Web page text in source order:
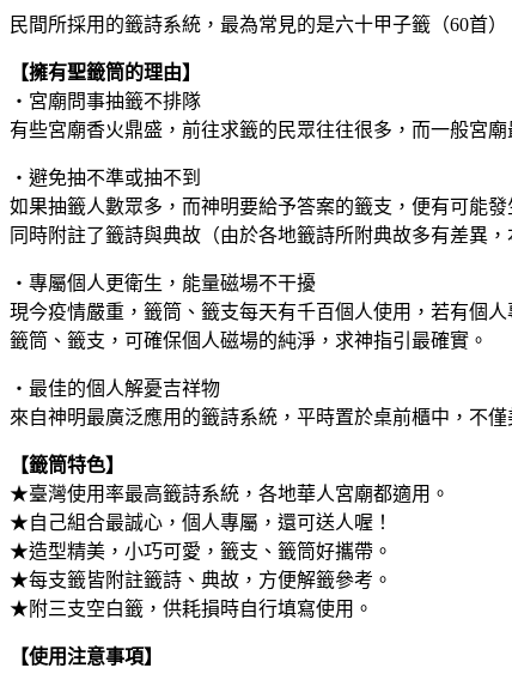
民間所採用的籤詩系統，最為常見的是六十甲子籤（60首
【擁有聖籤筒的理由】
‧宮廟問事抽籤不排隊
有些宮廟香火鼎盛，前往求籤的民眾往往很多，而一般宮
‧避免抽不準或抽不到
如果抽籤人數眾多，而神明要給予答案的籤支，便有可能
同時附註了籤詩與典故（由於各地籤詩所附典故多有差異
‧專屬個人更衛生，能量磁場不干擾
現今疫情嚴重，籤筒、籤支每天有千百個人使用，若有個
籤筒、籤支，可確保個人磁場的純淨，求神指引最確實。
‧最佳的個人解憂吉祥物
來自神明最廣泛應用的籤詩系統，平時置於桌前櫃中，不
【籤筒特色】
★臺灣使用率最高籤詩系統，各地華人宮廟都適用。
★自己組合最誠心，個人專屬，還可送人喔！
★造型精美，小巧可愛，籤支、籤筒好攜帶。
★每支籤皆附註籤詩、典故，方便解籤參考。
★附三支空白籤，供耗損時自行填寫使用。
【使用注意事項】